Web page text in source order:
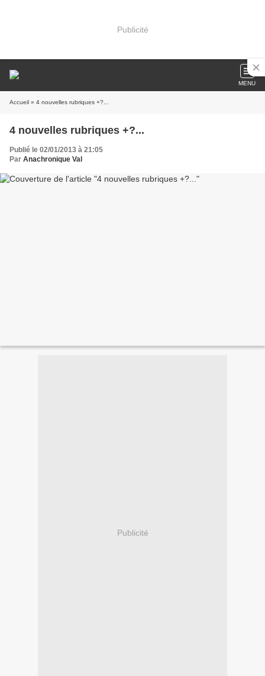
Publicité
MENU
Accueil » 4 nouvelles rubriques +?...
4 nouvelles rubriques +?...
Publié le 02/01/2013 à 21:05
Par Anachronique Val
Publicité